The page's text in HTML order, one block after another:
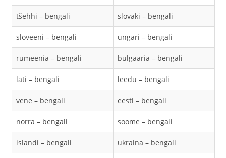
tšehhi – bengali slovaki – bengali
sloveeni – bengali ungari – bengali
rumeenia – bengali bulgaaria – bengali
läti – bengali leedu – bengali
vene – bengali eesti – bengali
norra – bengali soome – bengali
islandi – bengali ukraina – bengali